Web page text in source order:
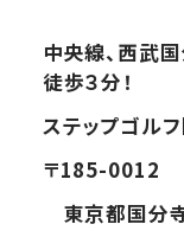
中央線、西武
徒歩３分！
ステップゴル
〒185-0012
東京都国分